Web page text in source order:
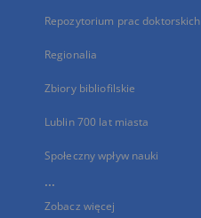
Repozytorium prac doktorskich
Regionalia
Zbiory bibliofilskie
Lublin 700 lat miasta
Społeczny wpływ nauki
...
Zobacz więcej